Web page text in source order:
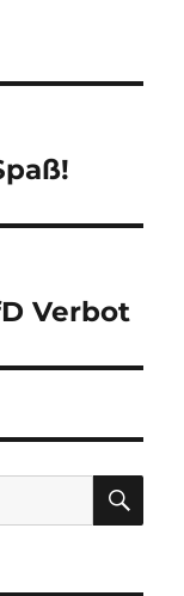
Verbot